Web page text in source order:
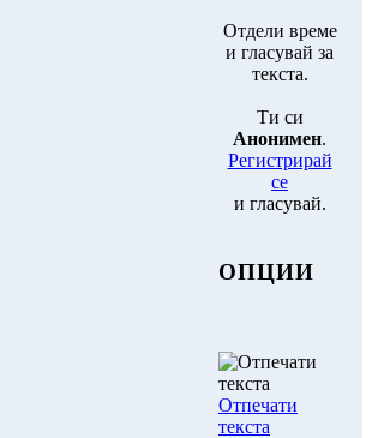
Отдели време
и гласувай за
текста.
Ти си
Анонимен.
Регистрирай
се
и гласувай.
ОПЦИИ
Отпечати
текста